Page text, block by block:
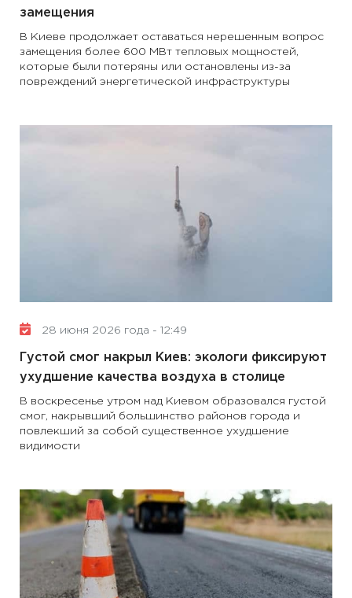
замещения
В Киеве продолжает оставаться нерешенным вопрос
замещения более 600 МВт тепловых мощностей,
которые были потеряны или остановлены из-за
повреждений энергетической инфраструктуры
28 июня 2026 года - 12:49
Густой смог накрыл Киев: экологи фиксируют
ухудшение качества воздуха в столице
В воскресенье утром над Киевом образовался густой
смог, накрывший большинство районов города и
повлекший за собой существенное ухудшение
видимости